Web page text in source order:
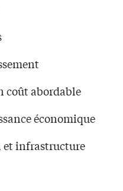
coût abordable
économique
infrastructure